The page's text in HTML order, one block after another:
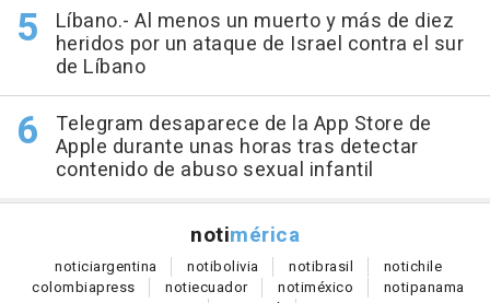
Líbano.- Al menos un muerto y más de diez
heridos por un ataque de Israel contra el sur
de Líbano
Telegram desaparece de la App Store de
Apple durante unas horas tras detectar
contenido de abuso sexual infantil
notimérica
noticiargentina notibolivia notibrasil notichile
colombiapress notiecuador notiméxico notipanama